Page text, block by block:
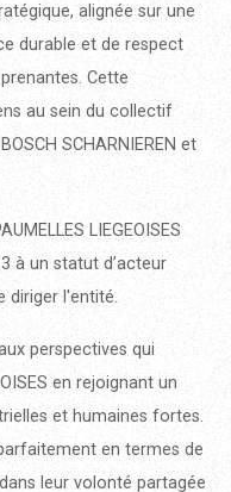
alignée sur une
durable et de respect
Cette
au sein du collectif
SCHARNIEREN et
LIEGEOISES
à un statut d’acteur
diriger l'entité.
perspectives qui
en rejoignant un
et humaines fortes.
en termes de
leur volonté partagée